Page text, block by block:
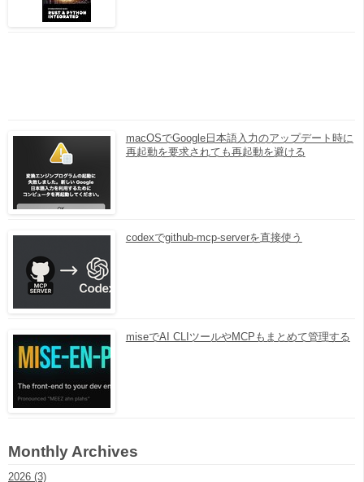
macOSでGoogle日本語入力のアップデート時に
再起動を要求されても再起動を避ける
codexでgithub-mcp-serverを直接使う
miseでAI CLIツールやMCPもまとめて管理する
Monthly Archives
2026 (3)